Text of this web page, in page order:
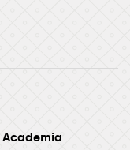
Academia